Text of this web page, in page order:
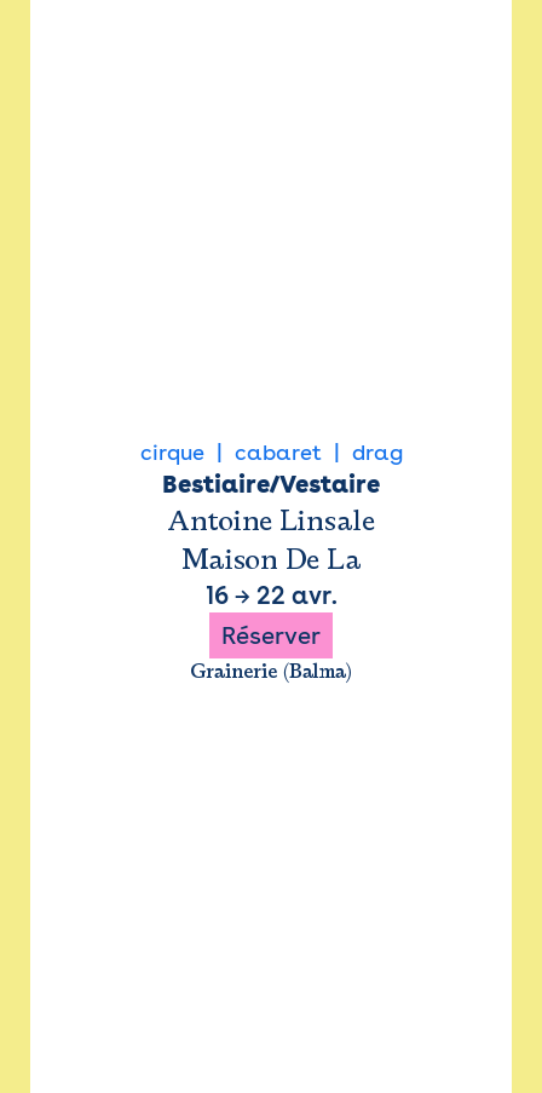
cirque cabaret drag
Bestiaire/Vestaire
Antoine Linsale
Maison De La
16→ 22 avr.
Réserver
Grainerie (Balma)